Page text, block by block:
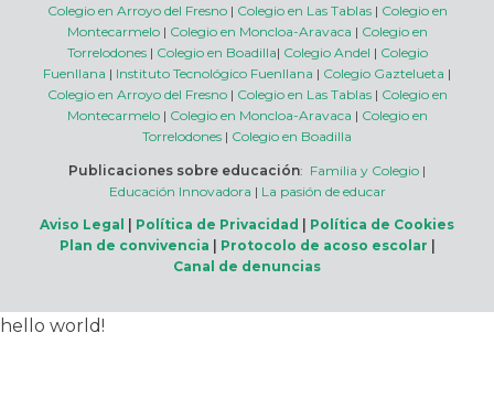
Colegio en Arroyo del Fresno| Colegio en Las Tablas| Colegio en
Montecarmelo| Colegio en Moncloa-Aravaca | Colegio en
Torrelodones| Colegio en Boadilla| Colegio Andel | Colegio
Fuenllana | Instituto Tecnológico Fuenllana | Colegio Gaztelueta |
Colegio en Arroyo del Fresno| Colegio en Las Tablas| Colegio en
Montecarmelo| Colegio en Moncloa-Aravaca | Colegio en
Torrelodones | Colegio en Boadilla
Publicaciones sobre educación: Familia y Colegio |
Educación Innovadora | La pasión de educar
Aviso Legal | Política de Privacidad | Política de Cookies
Plan de convivencia | Protocolo de acoso escolar |
Canal de denuncias
hello world!